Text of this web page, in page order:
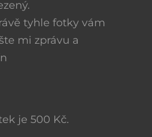
tyhle fotky vám
mi zprávu a
je 500 Kč.